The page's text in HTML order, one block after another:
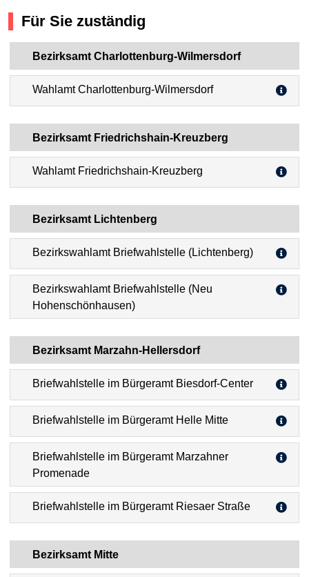
Für Sie zuständig
Bezirksamt Charlottenburg-Wilmersdorf
Wahlamt Charlottenburg-Wilmersdorf
Bezirksamt Friedrichshain-Kreuzberg
Wahlamt Friedrichshain-Kreuzberg
Bezirksamt Lichtenberg
Bezirkswahlamt Briefwahlstelle (Lichtenberg)
Bezirkswahlamt Briefwahlstelle (Neu
Hohenschönhausen)
Bezirksamt Marzahn-Hellersdorf
Briefwahlstelle im Bürgeramt Biesdorf-Center
Briefwahlstelle im Bürgeramt Helle Mitte
Briefwahlstelle im Bürgeramt Marzahner
Promenade
Briefwahlstelle im Bürgeramt Riesaer Straße
Bezirksamt Mitte